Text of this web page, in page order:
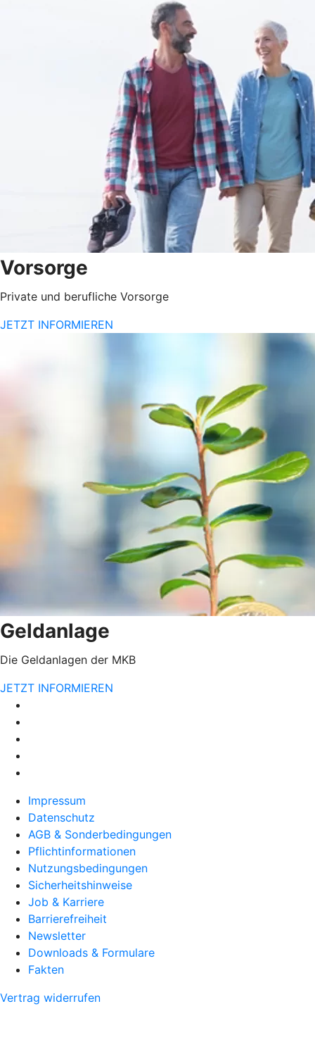
Vorsorge
Private und berufliche Vorsorge
JETZT INFORMIEREN
Geldanlage
Die Geldanlagen der MKB
JETZT INFORMIEREN
Impressum
Datenschutz
AGB & Sonderbedingungen
Pflichtinformationen
Nutzungsbedingungen
Sicherheitshinweise
Job & Karriere
Barrierefreiheit
Newsletter
Downloads & Formulare
Fakten
Vertrag widerrufen